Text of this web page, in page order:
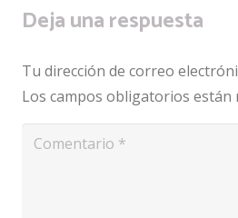
Deja una respuesta
Tu dirección de correo
Los campos obligatorios están